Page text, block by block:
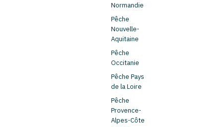
Normandie
Pêche
Nouvelle-
Aquitaine
Pêche
Occitanie
Pêche Pays
de la Loire
Pêche
Provence-
Alpes-Côte